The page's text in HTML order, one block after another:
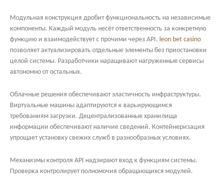
Модульная конструкция дробит функциональность на независимые
компоненты. Каждый модуль несёт ответственность за конкретную
функцию и взаимодействует с прочими через API. leon bet casino
позволяет актуализировать отдельные элементы без приостановки
целой системы. Разработчики наращивают нагруженные сервисы
автономно от остальных.
Облачные решения обеспечивают эластичность инфраструктуры.
Виртуальные машины адаптируются к варьирующимся
требованиям загрузки. Децентрализованные хранилища
информации обеспечивают наличие сведений. Контейнеризация
упрощает установку свежих служб в разнообразных условиях.
Механизмы контроля API надзирают вход к функциям системы.
Проверка контролирует полномочия обращающихся модулей.